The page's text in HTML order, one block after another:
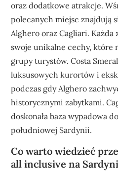
oraz dodatkowe atrakcje.
polecanych miejsc znajdują
Alghero oraz Cagliari. Każda
swoje unikalne cechy, które
grupy turystów. Costa
luksusowych kurortów i
podczas gdy Alghero
historycznymi zabytkami.
doskonała baza wypadowa
południowej Sardynii.
Co warto wiedzieć
all inclusive na